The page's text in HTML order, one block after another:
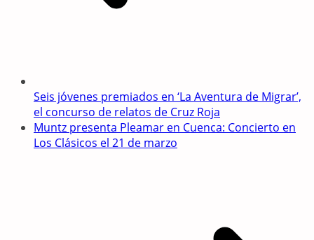
Seis jóvenes premiados en ‘La Aventura de Migrar’,
el concurso de relatos de Cruz Roja
Muntz presenta Pleamar en Cuenca: Concierto en
Los Clásicos el 21 de marzo